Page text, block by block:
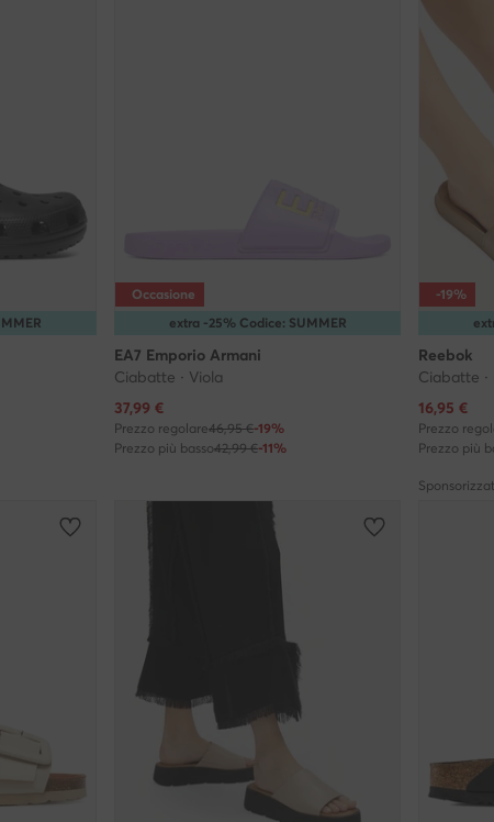
extra -25% Codice: SUMMER
Occasione
EA7 Emporio Armani
Ciabatte · Viola
Prezzo attuale
37,99 €
Prezzo regolare46,95 €-19%
Prezzo più basso42,99 €-11%
-19%
Reebok
Ciabatte ·
Prezzo
16,95 €
Prezzo
Prezzo più